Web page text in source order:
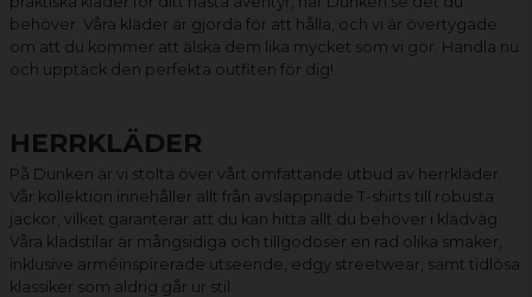
behöver. Våra kläder är gjorda för att hålla, och vi är övertygade
om att du kommer att älska dem lika mycket som vi gör. Handla nu
och upptäck den perfekta outfiten för dig!
HERRKLÄDER
På Dunken är vi stolta över vårt omfattande utbud av herrkläder.
Vår kollektion innehåller allt från avslappnade T-shirts till robusta
jackor , vilket garanterar att du kan hitta allt du behöver i klädväg.
Våra klädstilar är mångsidiga och tillgodoser en rad olika smaker,
inklusive arméinspirerade utseende, edgy streetwear, samt tidlösa
klassiker som aldrig går ur stil.